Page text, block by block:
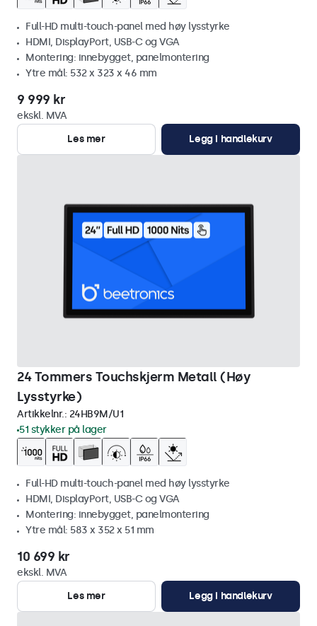
Full-HD multi-touch-panel med høy lysstyrke
HDMI, DisplayPort, USB-C og VGA
Montering: innebygget, panelmontering
Ytre mål: 532 x 323 x 46 mm
9 999 kr
ekskl. MVA
Les mer
Legg i handlekurv
24 Tommers Touchskjerm Metall (Høy
Lysstyrke)
Artikkelnr.: 24HB9M/U1
51 stykker på lager
Full-HD multi-touch-panel med høy lysstyrke
HDMI, DisplayPort, USB-C og VGA
Montering: innebygget, panelmontering
Ytre mål: 583 x 352 x 51 mm
10 699 kr
ekskl. MVA
Les mer
Legg i handlekurv